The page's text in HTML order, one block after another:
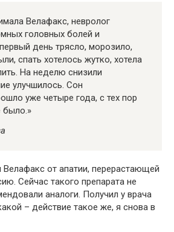
Велафакс, невролог
головных болей и
день трясло, морозило,
спать хотелось жутко, хотела
На неделю снизили
улучшилось. Сон
уже четыре года, с тех пор
было.»
Велафакс от апатии, перерастающей
Сейчас такого препарата не
аналоги. Получил у врача
– действие такое же, я снова в